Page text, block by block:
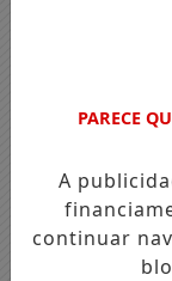
PARECE
A
continuar